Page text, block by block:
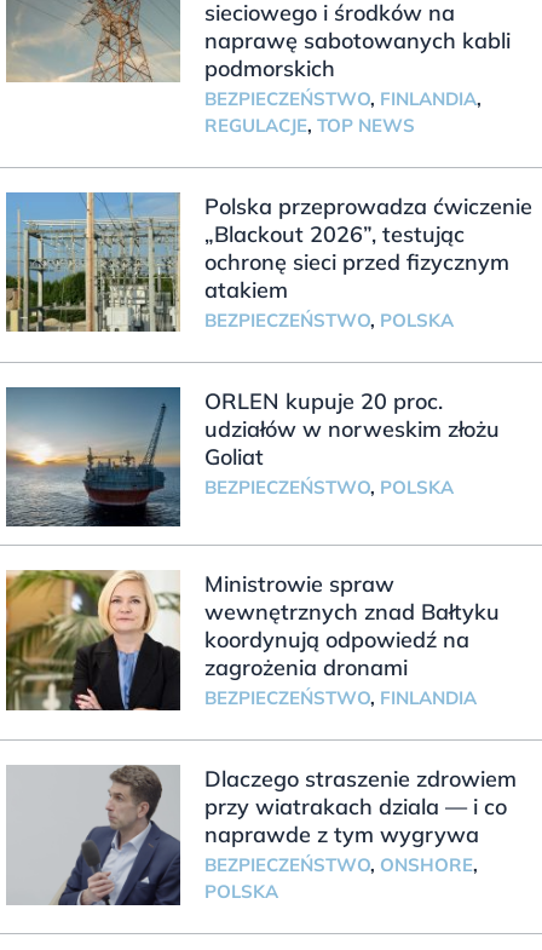
sieciowego i środków na
naprawę sabotowanych kabli
podmorskich
BEZPIECZEŃSTWO, FINLANDIA,
REGULACJE, TOP NEWS
Polska przeprowadza ćwiczenie
„Blackout 2026”, testując
ochronę sieci przed fizycznym
atakiem
BEZPIECZEŃSTWO, POLSKA
ORLEN kupuje 20 proc.
udziałów w norweskim złożu
Goliat
BEZPIECZEŃSTWO, POLSKA
Ministrowie spraw
wewnętrznych znad Bałtyku
koordynują odpowiedź na
zagrożenia dronami
BEZPIECZEŃSTWO, FINLANDIA
Dlaczego straszenie zdrowiem
przy wiatrakach dziala — i co
naprawde z tym wygrywa
BEZPIECZEŃSTWO, ONSHORE,
POLSKA